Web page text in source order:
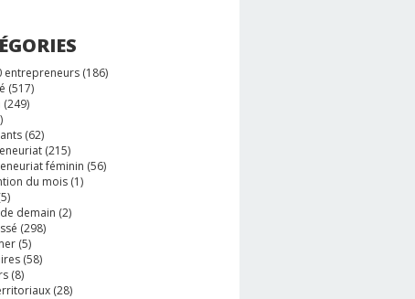
entrepreneurs(186)
(517)
(249)
(62)
(215)
féminin (56)
du mois(1)
demain (2)
(298)
(5)
(58)
(8)
(28)